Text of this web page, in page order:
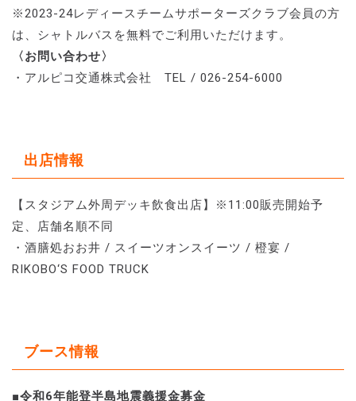
※2023-24レディースチームサポーターズクラブ会員の方
は、シャトルバスを無料でご利用いただけます。
〈お問い合わせ〉
・アルピコ交通株式会社 TEL / 026-254-6000
出店情報
【スタジアム外周デッキ飲食出店】※11:00販売開始予
定、店舗名順不同
・酒膳処おお井 / スイーツオンスイーツ / 橙宴 /
RIKOBO‘S FOOD TRUCK
ブース情報
■令和6年能登半島地震義援金募金